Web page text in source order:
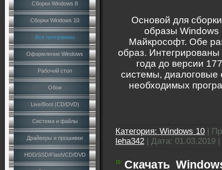
Сборки Windows 8
Сборки Windows 10
Все программы
Оформление Windows
Рабочий стол
Обои
Live/Boot (CD/DVD)
Система и файлы
Драйверы и прошивки
HDD/SSD/Flash/CD/DVD
Основой для
образы Windows
Майкрософт. Обе
образ.
года до версии
системы, диалоговые
необходимых
Категория: Windows 10
leha342
Дата: 01.03.2019
Скачать